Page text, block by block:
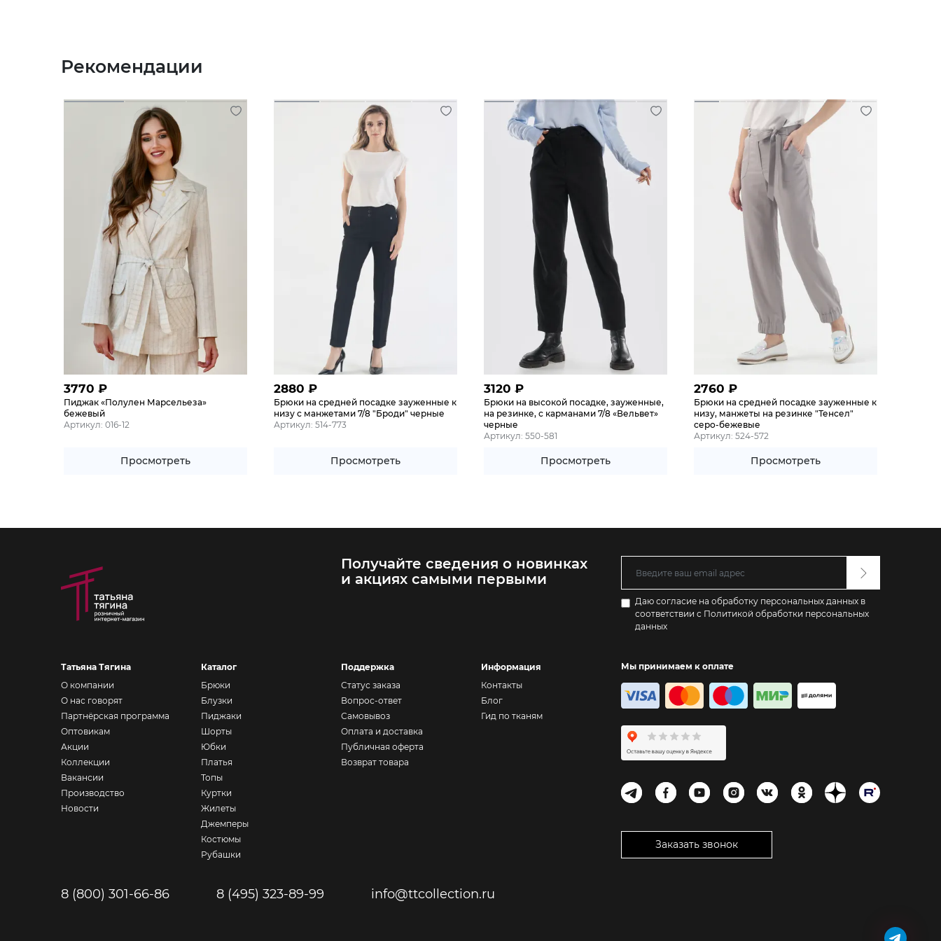
Рекомендации
3770 ₽
Пиджак «Полулен Марсельеза»
бежевый
Артикул: 016-12
Просмотреть
2880 ₽
Брюки на средней посадке зауженные к
низу с манжетами 7/8 "Броди" черные
Артикул: 514-773
Просмотреть
3120 ₽
Брюки на высокой посадке, зауженные,
на резинке, с карманами 7/8 «Вельвет»
черные
Артикул: 550-581
Просмотреть
2760 ₽
Брюки на средней посадке зауженные к
низу, манжеты на резинке "Тенсел"
серо-бежевые
Артикул: 524-572
Просмотреть
Получайте сведения о новинках
и акциях самыми первыми
Даю согласие на обработку персональных данных в
соответствии с Политикой обработки персональных
данных
Татьяна Тягина
О компании
О нас говорят
Партнёрская программа
Оптовикам
Акции
Коллекции
Вакансии
Производство
Новости
Каталог
Брюки
Блузки
Пиджаки
Шорты
Юбки
Платья
Топы
Куртки
Жилеты
Джемперы
Костюмы
Рубашки
Поддержка
Статус заказа
Вопрос-ответ
Самовывоз
Оплата и доставка
Публичная оферта
Возврат товара
Информация
Контакты
Блог
Гид по тканям
Мы принимаем к оплате
Заказать звонок
8 (800) 301-66-86 8 (495) 323-89-99 info@ttcollection.ru